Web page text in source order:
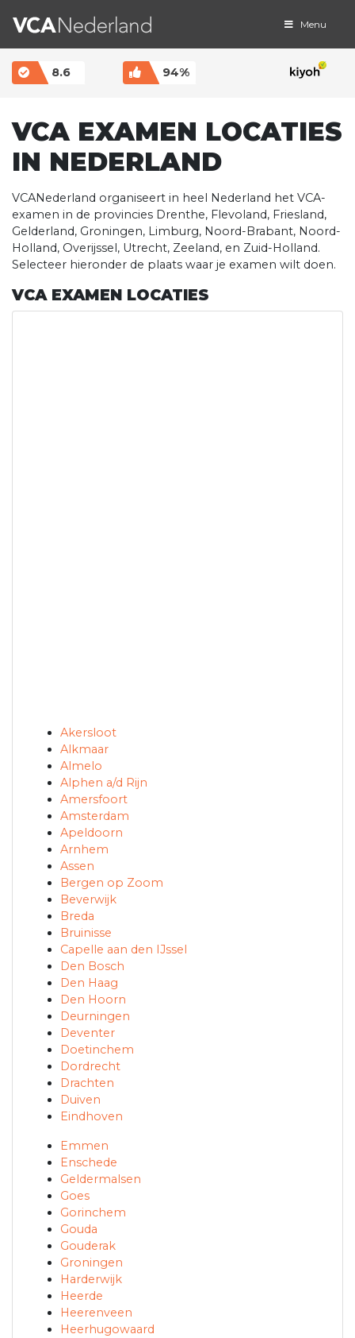
MAIN NAVIGATION Menu
8.6 94%
VCA EXAMEN LOCATIES
IN NEDERLAND
VCANederland organiseert in heel Nederland het VCA-
examen in de provincies Drenthe, Flevoland, Friesland,
Gelderland, Groningen, Limburg, Noord-Brabant, Noord-
Holland, Overijssel, Utrecht, Zeeland, en Zuid-Holland.
Selecteer hieronder de plaats waar je examen wilt doen.
VCA EXAMEN LOCATIES
Akersloot
Alkmaar
Almelo
Alphen a/d Rijn
Amersfoort
Amsterdam
Apeldoorn
Arnhem
Assen
Bergen op Zoom
Beverwijk
Breda
Bruinisse
Capelle aan den IJssel
Den Bosch
Den Haag
Den Hoorn
Deurningen
Deventer
Doetinchem
Dordrecht
Drachten
Duiven
Eindhoven
Emmen
Enschede
Geldermalsen
Goes
Gorinchem
Gouda
Gouderak
Groningen
Harderwijk
Heerde
Heerenveen
Heerhugowaard